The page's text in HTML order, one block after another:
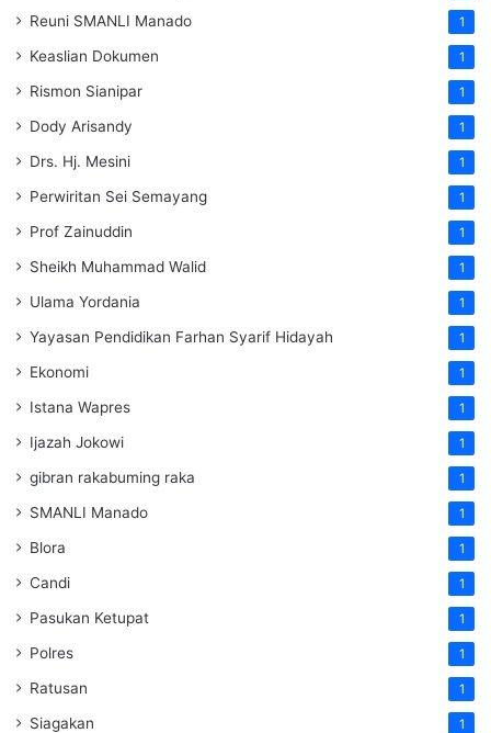
Reuni SMANLI Manado 1
Keaslian Dokumen 1
Rismon Sianipar 1
Dody Arisandy 1
Drs. Hj. Mesini 1
Perwiritan Sei Semayang 1
Prof Zainuddin 1
Sheikh Muhammad Walid 1
Ulama Yordania 1
Yayasan Pendidikan Farhan Syarif Hidayah 1
Ekonomi 1
Istana Wapres 1
Ijazah Jokowi 1
gibran rakabuming raka 1
SMANLI Manado 1
Blora 1
Candi 1
Pasukan Ketupat 1
Polres 1
Ratusan 1
Siagakan 1